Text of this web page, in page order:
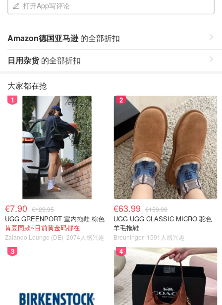
打开App写评论
Amazon德国亚马逊的全部折扣
日用杂货的全部折扣
大家都在抢
1
€7.90 €129.95
UGG GREENPORT 室内拖鞋 棕色
肯豆同款~目前黄金码都在
Zalando Lounge (DE) 2074人感兴趣
2
€63.99 €159.99
UGG UGG CLASSIC MICRO 驼色
羊毛拖鞋
Breuninger 1591人感兴趣
3 4